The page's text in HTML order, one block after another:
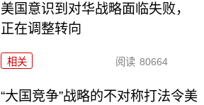
美国意识到对华战略面临失败，
正在调整转向
相关 阅读 80664
“大国竞争”战略的不对称打法令美